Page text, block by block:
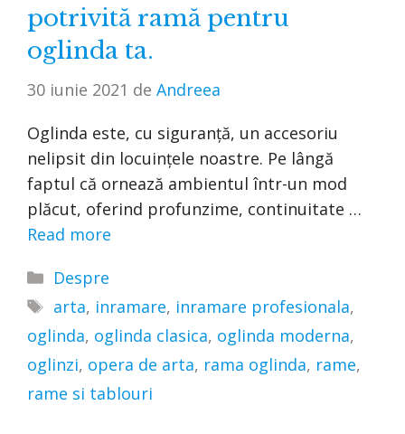
potrivită ramă pentru
oglinda ta.
30 iunie 2021 de Andreea
Oglinda este, cu siguranță, un accesoriu
nelipsit din locuințele noastre. Pe lângă
faptul că ornează ambientul într-un mod
plăcut, oferind profunzime, continuitate …
Read more
Categorii
Despre
Etichete
arta, inramare, inramare profesionala,
oglinda, oglinda clasica, oglinda moderna,
oglinzi, opera de arta, rama oglinda, rame,
rame si tablouri